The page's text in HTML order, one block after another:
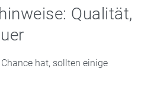
Qualität,
hat, sollten einige